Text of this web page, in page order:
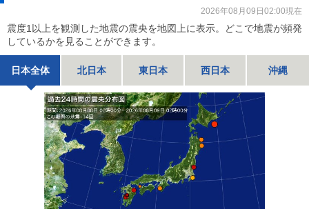
2026年08月09日02:00現在
震度1以上を観測した地震の震央を地図上に表示。どこで地震が頻発
しているかを見ることができます。
日本全体 北日本 東日本 西日本 沖縄